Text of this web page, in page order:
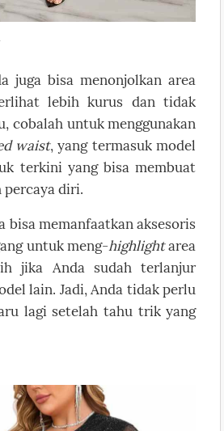
juga bisa menonjolkan area
lebih kurus dan tidak
cobalah untuk menggunakan
waist, yang termasuk model
terkini yang bisa membuat
percaya diri.
bisa memanfaatkan aksesoris
untuk meng-highlightarea
jika Anda sudah terlanjur
lain. Jadi, Anda tidak perlu
lagi setelah tahu trik yang